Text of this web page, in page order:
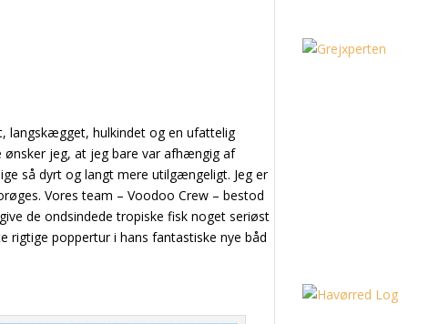
langskægget, hulkindet og en ufattelig
jeg, at jeg bare var afhængig af
så dyrt og langt mere utilgængeligt. Jeg er
Vores team – Voodoo Crew – bestod
de ondsindede tropiske fisk noget seriøst
rigtige poppertur i hans fantastiske nyebåd